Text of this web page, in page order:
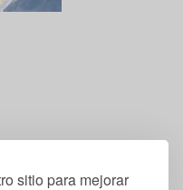
sitio para mejorar